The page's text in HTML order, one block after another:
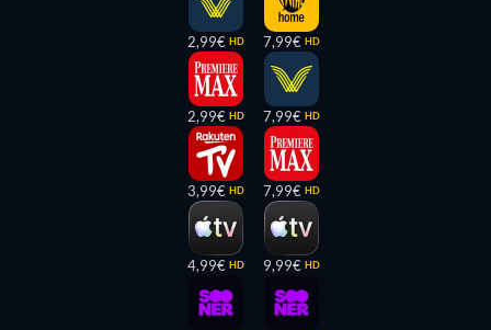
2,99€ HD
2,99€ HD
3,99€ HD
4,99€ HD
7,99€ HD
7,99€ HD
7,99€ HD
9,99€ HD